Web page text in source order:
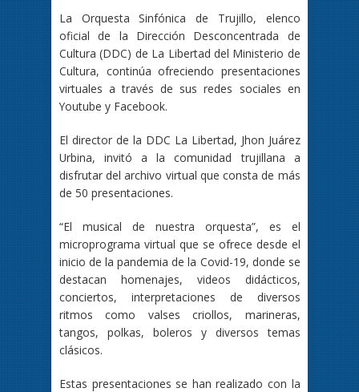
La Orquesta Sinfónica de Trujillo, elenco
oficial de la Dirección Desconcentrada de
Cultura (DDC) de La Libertad del Ministerio de
Cultura, continúa ofreciendo presentaciones
virtuales a través de sus redes sociales en
Youtube y Facebook.
El director de la DDC La Libertad, Jhon Juárez
Urbina, invitó a la comunidad trujillana a
disfrutar del archivo virtual que consta de más
de 50 presentaciones.
“El musical de nuestra orquesta”, es el
microprograma virtual que se ofrece desde el
inicio de la pandemia de la Covid-19, donde se
destacan homenajes, videos didácticos,
conciertos, interpretaciones de diversos
ritmos como valses criollos, marineras,
tangos, polkas, boleros y diversos temas
clásicos.
Estas presentaciones se han realizado con la